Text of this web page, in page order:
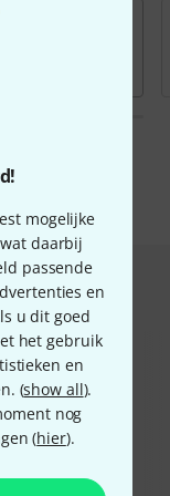
mogelijke
daarbij
passende
en
u dit goed
het gebruik
en
(show all).
nog
(hier).